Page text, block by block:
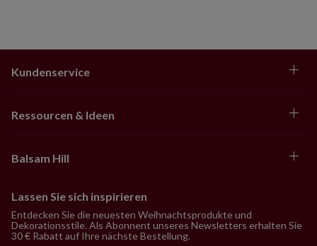
Kundenservice
Ressourcen & Ideen
Balsam Hill
Lassen Sie sich inspirieren
Entdecken Sie die neuesten Weihnachtsprodukte und
Dekorationsstile. Als Abonnent unseres Newsletters erhalten Sie
30 € Rabatt auf Ihre nächste Bestellung.